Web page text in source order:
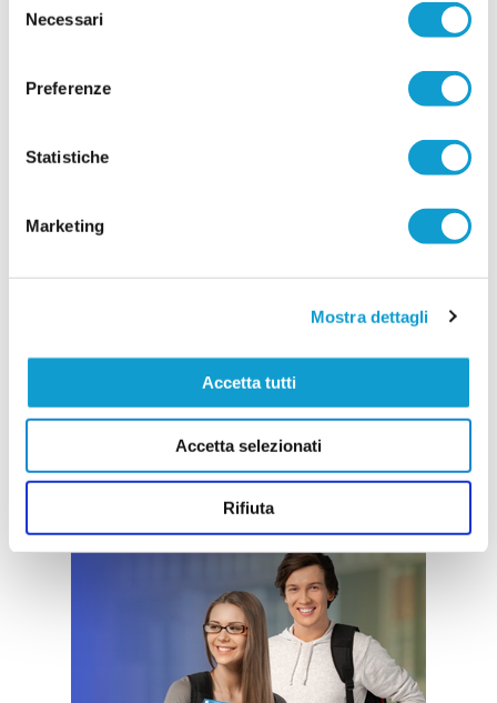
delNecessari
Preferenze
Statistiche
Marketing
Mostra dettagli
Accetta tutti
Accetta selezionati
Rifiuta
con la società della Cuprense che ha svelato i
componenti dello staff tecnico della Prima
Vai all'edizione provinciale